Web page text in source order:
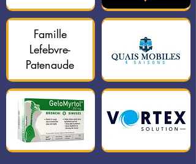
Famille
Lefebvre-
Patenaude